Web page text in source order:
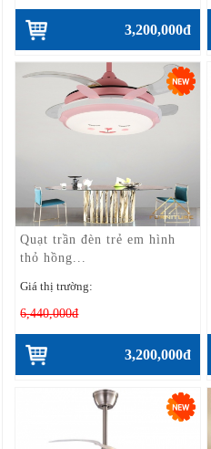
3,200,000đ
Quạt trần đèn trẻ em hình
thỏ hồng...
Giá thị trường:
6,440,000đ
3,200,000đ